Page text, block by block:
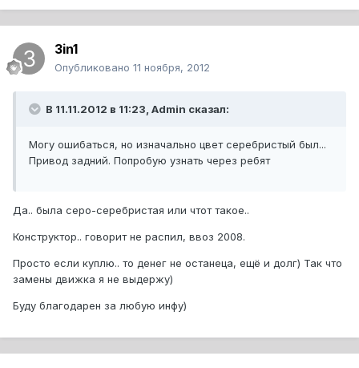
3in1
Опубликовано 11 ноября, 2012
В 11.11.2012 в 11:23, Admin сказал:
Могу ошибаться, но изначально цвет серебристый был...
Привод задний. Попробую узнать через ребят
Да.. была серо-серебристая или чтот такое..
Конструктор.. говорит не распил, ввоз 2008.
Просто если куплю.. то денег не останеца, ещё и долг) Так что
замены движка я не выдержу)
Буду благодарен за любую инфу)